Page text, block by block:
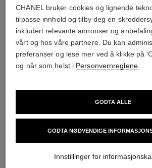
sublimage le correcteur yeux
Ultimat Øyepleie: Korrigerer og
10 varianter tilgjengelig
CHANEL bruker cookies og lignende
tilpasse innhold og tilby deg en
inkludert relevante annonser og
vårt og hos våre partnere. Du kan
preferanser og lese mer ved å klikke på
og når som helst i Personvernreglene.
GODTA NØDVENDIGE
GODTA ALLE
Innstillinger for